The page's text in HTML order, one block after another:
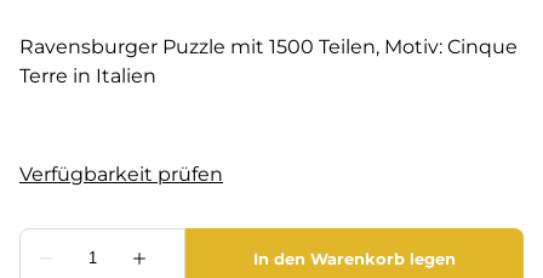
Ravensburger Puzzle mit 1500 Teilen, Motiv: Cinque
Terre in Italien